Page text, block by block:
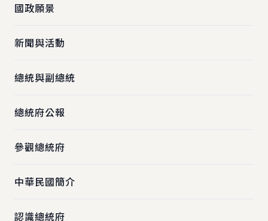
國政願景
新聞與活動
總統與副總統
總統府公報
參觀總統府
中華民國簡介
認識總統府